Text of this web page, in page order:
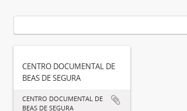
CENTRO DOCUMENTAL DE
BEAS DE SEGURA
CENTRO DOCUMENTAL DE
BEAS DE SEGURA